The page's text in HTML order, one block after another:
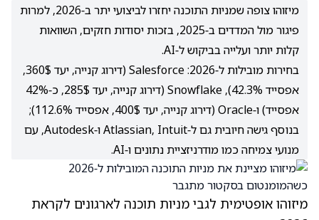
מיזוהו צופה שמניות התוכנה יחזרו לביצועי יתר ב‑2026, למרות
פיגור מול המדדים ב‑2025, בזכות יסודות חזקים, השוואות
קלות יותר ועלייה בביקוש ל‑AI.
בחירות מובילות ל‑2026: Salesforce (דירוג קנייה, יעד 360$,
אפסייד 42.3%), Snowflake (דירוג קנייה, יעד 285$, כ‑42%
אפסייד) ו‑Oracle (דירוג קנייה, יעד 400$, אפסייד 112.6%);
בנוסף גישה חיובית גם ל‑Atlassian, Intuit ו‑Autodesk, עם
מנועי צמיחה כמו מודרניזציית נתונים ו‑AI.
מיזוהו אופטימית לגבי מניות תוכנה לארגונים לקראת